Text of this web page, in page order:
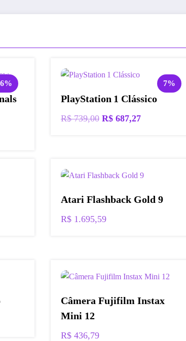
7%
PlayStation 1 Clássico
R$739,00 O
R$ 739,00.
R$687,27O
R$ 687,27.
Atari Flashback Gold 9
R$1.695,59
Câmera Fujifilm Instax
Mini 12
R$436,79